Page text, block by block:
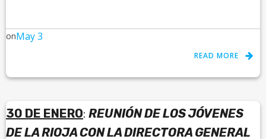
onMay 3
READ MORE
30 DE ENERO: REUNIÓN DE LOS JÓVENES
DE LA RIOJA CON LA DIRECTORA GENERAL